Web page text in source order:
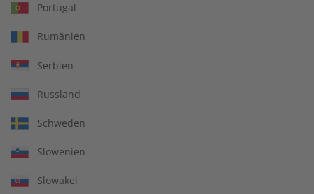
écoute Übungsheft
€ 69,90
Portugal
Rumänien
Serbien
Russland
Schweden
Slowenien
Slowakei